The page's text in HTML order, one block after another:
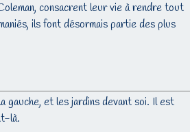
consacrent leur vie à rendre tout
ils font désormais partie des plus
gauche, et les jardins devant soi. Il est
là.